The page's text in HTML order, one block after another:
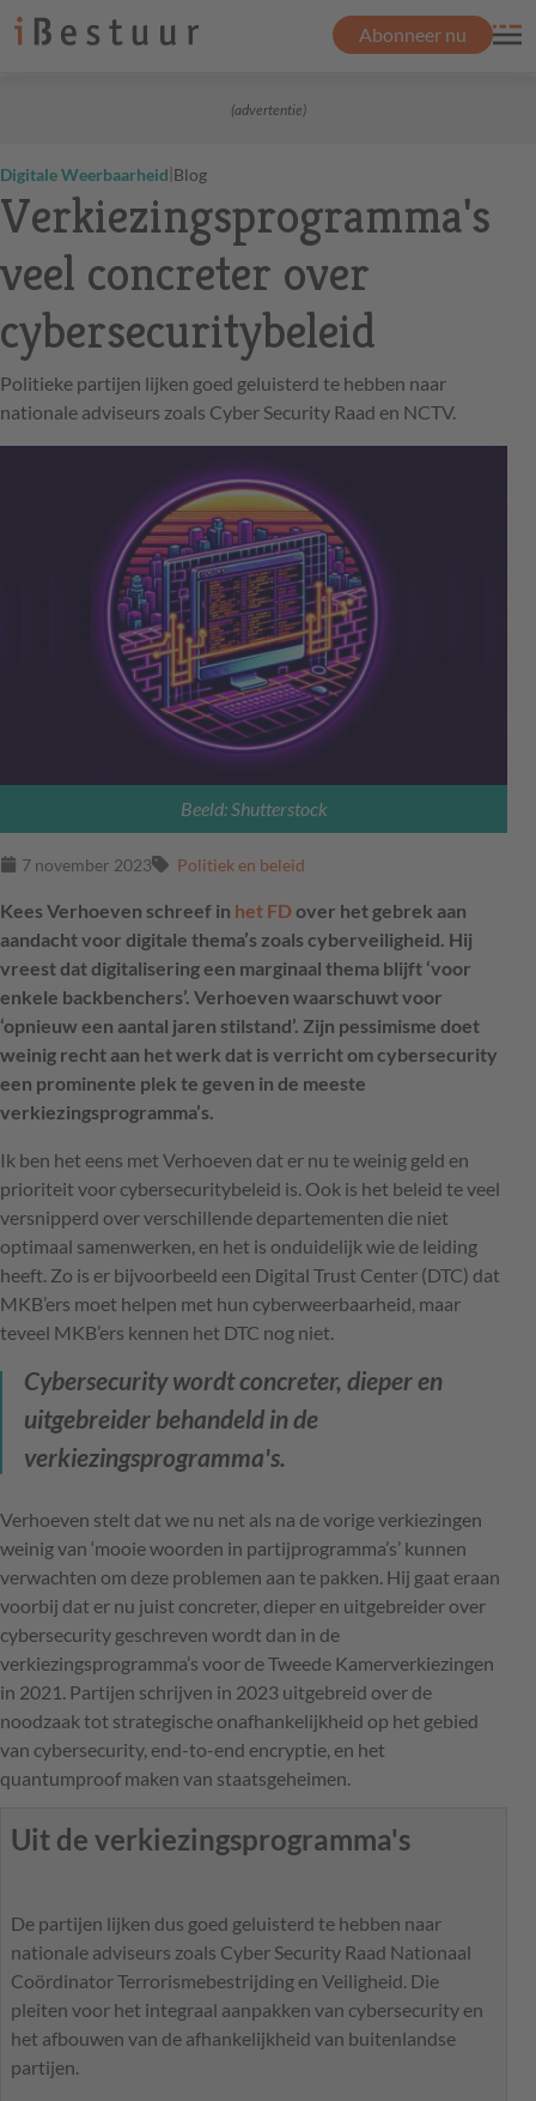
Abonneer nu
(advertentie)
Digitale Weerbaarheid|Blog
Verkiezingsprogramma's
veel concreter over
cybersecuritybeleid
Politieke partijen lijken goed geluisterd te hebben naar
nationale adviseurs zoals Cyber Security Raad en NCTV.
Beeld: Shutterstock
7 november 2023 Politiek en beleid
Kees Verhoeven schreef in het FDover het gebrek aan
aandacht voor digitale thema’s zoals cyberveiligheid. Hij
vreest dat digitalisering een marginaal thema blijft ‘voor
enkele backbenchers’. Verhoeven waarschuwt voor
‘opnieuw een aantal jaren stilstand’. Zijn pessimisme doet
weinig recht aan het werk dat is verricht om cybersecurity
een prominente plek te geven in de meeste
verkiezingsprogramma’s.
Ik ben het eens met Verhoeven dat er nu te weinig geld en
prioriteit voor cybersecuritybeleid is. Ook is het beleid te veel
versnipperd over verschillende departementen die niet
optimaal samenwerken, en het is onduidelijk wie de leiding
heeft. Zo is er bijvoorbeeld een Digital Trust Center (DTC) dat
MKB’ers moet helpen met hun cyberweerbaarheid, maar
teveel MKB’ers kennen het DTC nog niet.
Cybersecurity wordt concreter, dieper en
uitgebreider behandeld in de
verkiezingsprogramma's.
Verhoeven stelt dat we nu net als na de vorige verkiezingen
weinig van ‘mooie woorden in partijprogramma’s’ kunnen
verwachten om deze problemen aan te pakken. Hij gaat eraan
voorbij dat er nu juist concreter, dieper en uitgebreider over
cybersecurity geschreven wordt dan in de
verkiezingsprogramma’s voor de Tweede Kamerverkiezingen
in 2021. Partijen schrijven in 2023 uitgebreid over de
noodzaak tot strategische onafhankelijkheid op het gebied
van cybersecurity, end-to-end encryptie, en het
quantumproof maken van staatsgeheimen.
Uit de verkiezingsprogramma's
De partijen lijken dus goed geluisterd te hebben naar
nationale adviseurs zoals Cyber Security Raad Nationaal
Coördinator Terrorismebestrijding en Veiligheid. Die
pleiten voor het integraal aanpakken van cybersecurity en
het afbouwen van de afhankelijkheid van buitenlandse
partijen.